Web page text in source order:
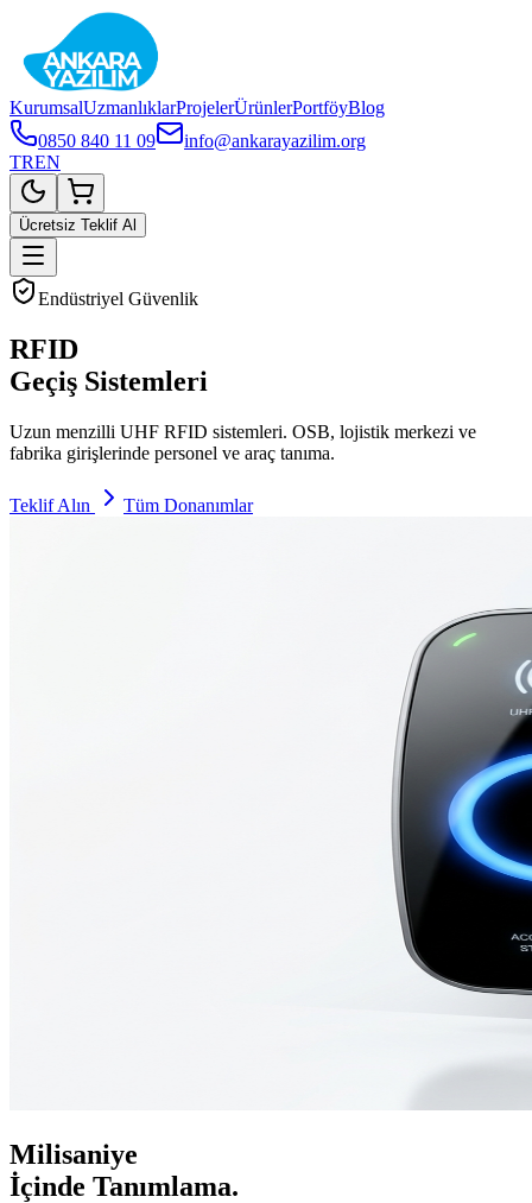
KurumsalUzmanlıklarProjelerÜrünlerPortföyBlog
0850 840 11 09
info@ankarayazilim.org
TREN
Ücretsiz Teklif Al
Endüstriyel Güvenlik
RFID
Geçiş Sistemleri
Uzun menzilli UHF RFID sistemleri. OSB, lojistik merkezi ve
fabrika girişlerinde personel ve araç tanıma.
Teklif Alın Tüm Donanımlar
Milisaniye
İçinde Tanımlama.